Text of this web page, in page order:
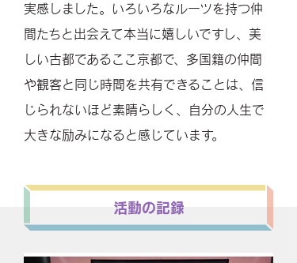
実感しました。いろいろなルーツを持つ仲
間たちと出会えて本当に嬉しいですし、美
しい古都であるここ京都で、多国籍の仲間
や観客と同じ時間を共有できることは、信
じられないほど素晴らしく、自分の人生で
大きな励みになると感じています。
活動の記録